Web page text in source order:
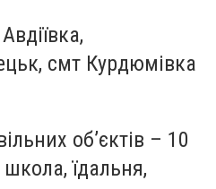
смт Курдюмівка
об’єктів – 10
їдальня,